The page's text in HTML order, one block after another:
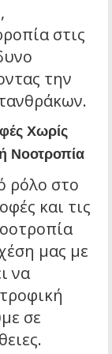
στις
την
Χωρίς
Νοοτροπία
ρόλο στο
και τις
μας με
να
σε